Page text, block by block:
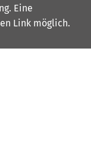
. Eine
Link möglich.